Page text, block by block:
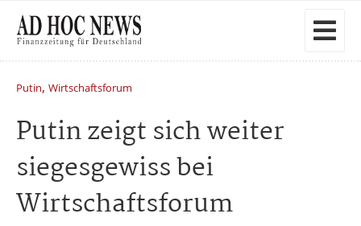
Putin, Wirtschaftsforum
Putin zeigt sich weiter
siegesgewiss bei
Wirtschaftsforum